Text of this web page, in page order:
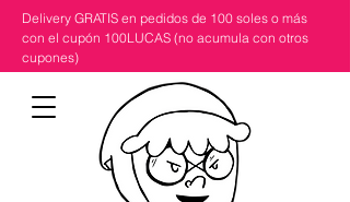
Delivery GRATIS en pedidos de 100 soles o más
con el cupón 100LUCAS (no acumula con otros
cupones)